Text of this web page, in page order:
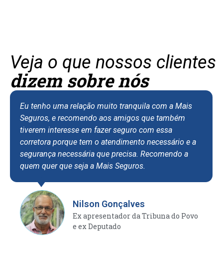
Veja o que nossos clientes
dizem sobre nós
Eu tenho uma relação muito tranquila com a Mais
Seguros, e recomendo aos amigos que também
tiverem interesse em fazer seguro com essa
corretora porque tem o atendimento necessário e a
segurança necessária que precisa. Recomendo a
quem quer que seja a Mais Seguros.
Nilson Gonçalves
Ex apresentador da Tribuna do Povo
e ex Deputado